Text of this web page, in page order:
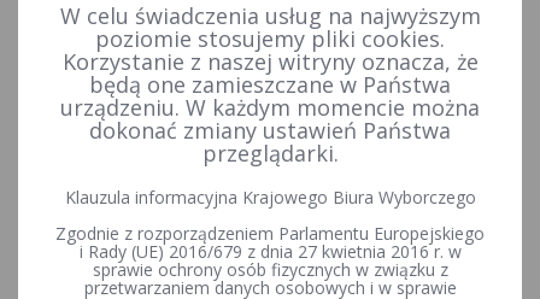
więcej
Aktualności Konkurs „Wybieram Wybory” I edycja DRUGI ETAP KONKURSU „WYBIERAM WYBORY” - INFORMACJA PRASOWA
DRUGI ETAP KONKURSU
„WYBIERAM WYBORY” -
INFORMACJA PRASOWA
273 uczniów z całego kraju zakwalifikowało się do drugiego etapu
Ogólnopolskiego Konkursu Wiedzy o Prawie Wyborczym pod hasłem
W celu świadczenia usług na najwyższym
poziomie stosujemy pliki cookies.
Korzystanie z naszej witryny oznacza, że
będą one zamieszczane w Państwa
urządzeniu. W każdym momencie można
dokonać zmiany ustawień Państwa
przeglądarki.
Klauzula informacyjna Krajowego Biura Wyborczego
Zgodnie z rozporządzeniem Parlamentu Europejskiego
i Rady (UE) 2016/679 z dnia 27 kwietnia 2016 r. w
sprawie ochrony osób fizycznych w związku z
przetwarzaniem danych osobowych i w sprawie